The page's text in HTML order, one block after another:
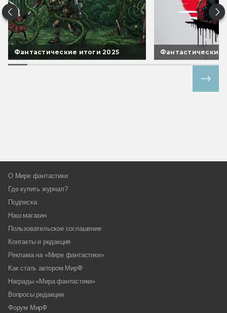
Фантастические итоги 2025 Фантастические
О Мире фантастики
Где купить журнал?
Подписка
Наш магазин
Пользовательское соглашение
Контакты и редакция
Реклама на «Мире фантастики»
Как стать автором МирФ
Награды «Мира фантастики»
Вопросы редакции
Форум МирФ